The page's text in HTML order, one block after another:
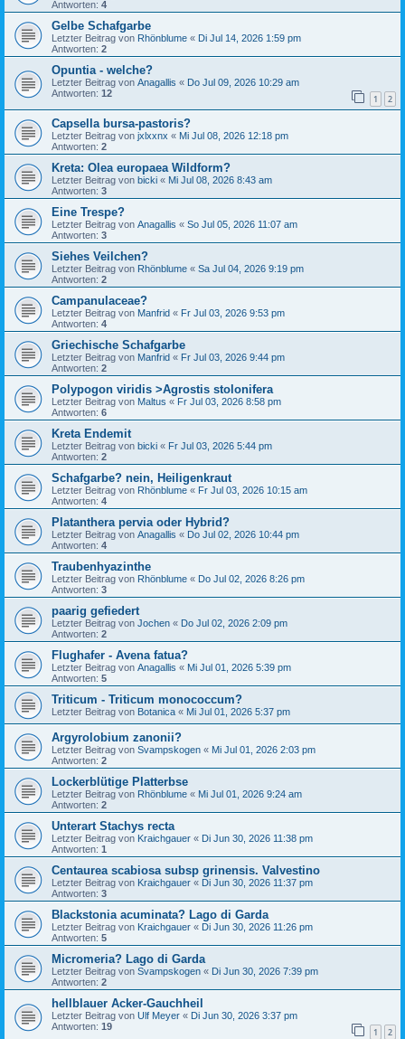
Antworten: 4
Gelbe Schafgarbe
Letzter Beitrag von Rhönblume « Di Jul 14, 2026 1:59 pm
Antworten: 2
Opuntia - welche?
Letzter Beitrag von Anagallis « Do Jul 09, 2026 10:29 am
Antworten: 12 1 2
Capsella bursa-pastoris?
Letzter Beitrag von jxlxxnx « Mi Jul 08, 2026 12:18 pm
Antworten: 2
Kreta: Olea europaea Wildform?
Letzter Beitrag von bicki « Mi Jul 08, 2026 8:43 am
Antworten: 3
Eine Trespe?
Letzter Beitrag von Anagallis « So Jul 05, 2026 11:07 am
Antworten: 3
Siehes Veilchen?
Letzter Beitrag von Rhönblume « Sa Jul 04, 2026 9:19 pm
Antworten: 2
Campanulaceae?
Letzter Beitrag von Manfrid « Fr Jul 03, 2026 9:53 pm
Antworten: 4
Griechische Schafgarbe
Letzter Beitrag von Manfrid « Fr Jul 03, 2026 9:44 pm
Antworten: 2
Polypogon viridis >Agrostis stolonifera
Letzter Beitrag von Maltus « Fr Jul 03, 2026 8:58 pm
Antworten: 6
Kreta Endemit
Letzter Beitrag von bicki « Fr Jul 03, 2026 5:44 pm
Antworten: 2
Schafgarbe? nein, Heiligenkraut
Letzter Beitrag von Rhönblume « Fr Jul 03, 2026 10:15 am
Antworten: 4
Platanthera pervia oder Hybrid?
Letzter Beitrag von Anagallis « Do Jul 02, 2026 10:44 pm
Antworten: 4
Traubenhyazinthe
Letzter Beitrag von Rhönblume « Do Jul 02, 2026 8:26 pm
Antworten: 3
paarig gefiedert
Letzter Beitrag von Jochen « Do Jul 02, 2026 2:09 pm
Antworten: 2
Flughafer - Avena fatua?
Letzter Beitrag von Anagallis « Mi Jul 01, 2026 5:39 pm
Antworten: 5
Triticum - Triticum monococcum?
Letzter Beitrag von Botanica « Mi Jul 01, 2026 5:37 pm
Argyrolobium zanonii?
Letzter Beitrag von Svampskogen « Mi Jul 01, 2026 2:03 pm
Antworten: 2
Lockerblütige Platterbse
Letzter Beitrag von Rhönblume « Mi Jul 01, 2026 9:24 am
Antworten: 2
Unterart Stachys recta
Letzter Beitrag von Kraichgauer « Di Jun 30, 2026 11:38 pm
Antworten: 1
Centaurea scabiosa subsp grinensis. Valvestino
Letzter Beitrag von Kraichgauer « Di Jun 30, 2026 11:37 pm
Antworten: 3
Blackstonia acuminata? Lago di Garda
Letzter Beitrag von Kraichgauer « Di Jun 30, 2026 11:26 pm
Antworten: 5
Micromeria? Lago di Garda
Letzter Beitrag von Svampskogen « Di Jun 30, 2026 7:39 pm
Antworten: 2
hellblauer Acker-Gauchheil
Letzter Beitrag von Ulf Meyer « Di Jun 30, 2026 3:37 pm
Antworten: 19 1 2